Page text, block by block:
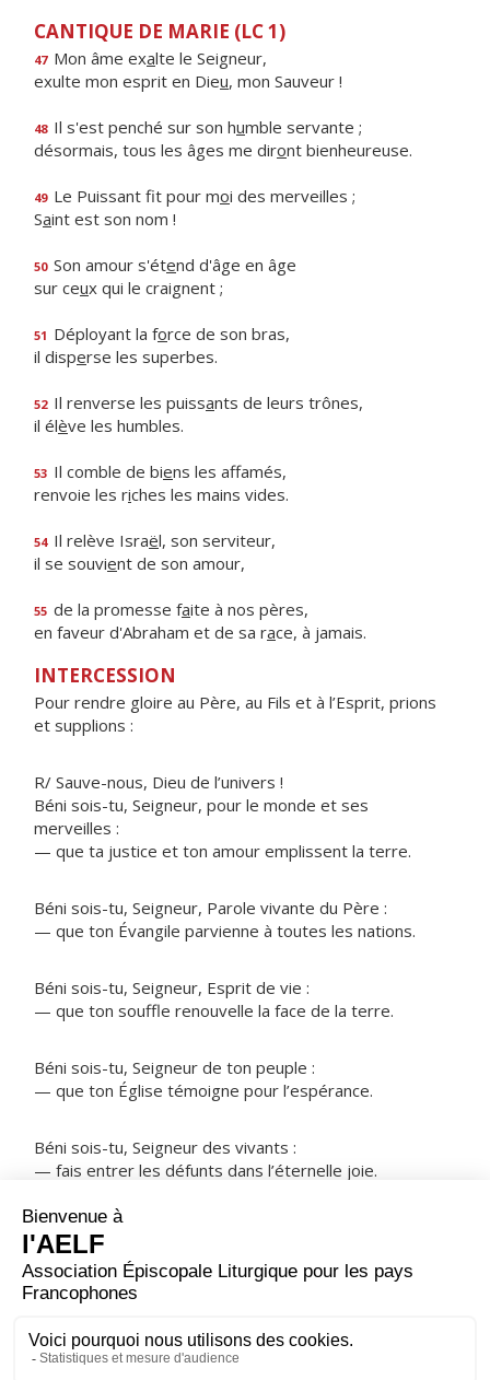
CANTIQUE DE MARIE (LC 1)
47 Mon âme exalte le Seigneur,
exulte mon esprit en Dieu, mon Sauveur !
48 Il s'est penché sur son humble servante ;
désormais, tous les âges me diront bienheureuse.
49 Le Puissant fit pour moi des merveilles ;
Saint est son nom !
50 Son amour s'étend d'âge en âge
sur ceux qui le craignent ;
51 Déployant la force de son bras,
il disperse les superbes.
52 Il renverse les puissants de leurs trônes,
il élève les humbles.
53 Il comble de biens les affamés,
renvoie les riches les mains vides.
54 Il relève Israël, son serviteur,
il se souvient de son amour,
55 de la promesse faite à nos pères,
en faveur d'Abraham et de sa race, à jamais.
INTERCESSION
Pour rendre gloire au Père, au Fils et à l’Esprit, prions
et supplions :
R/ Sauve-nous, Dieu de l’univers !
Béni sois-tu, Seigneur, pour le monde et ses
merveilles :
— que ta justice et ton amour emplissent la terre.
Béni sois-tu, Seigneur, Parole vivante du Père :
— que ton Évangile parvienne à toutes les nations.
Béni sois-tu, Seigneur, Esprit de vie :
— que ton souffle renouvelle la face de la terre.
Béni sois-tu, Seigneur de ton peuple :
— que ton Église témoigne pour l’espérance.
Béni sois-tu, Seigneur des vivants :
— fais entrer les défunts dans l’éternelle joie.
NOTRE PÈRE
ORAISON
vouloir ce que tu veux et servir ta gloire d'un cœur sans
partage.